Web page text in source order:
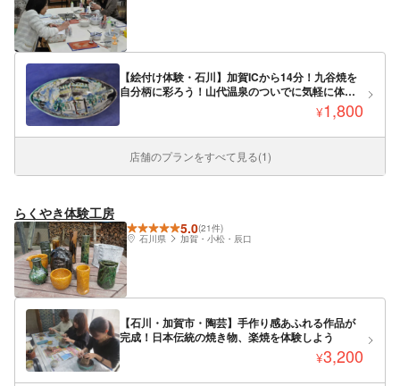
【絵付け体験・石川】加賀ICから14分！九谷焼を
自分柄に彩ろう！山代温泉のついでに気軽に体
¥1,800
店舗のプランをすべて見る(1)
らくやき体験工房
5.0(21件)
石川県
加賀・小松・辰口
【石川・加賀市・陶芸】手作り感あふれる作品が
完成！日本伝統の焼き物、楽焼を体験しよう
¥3,200